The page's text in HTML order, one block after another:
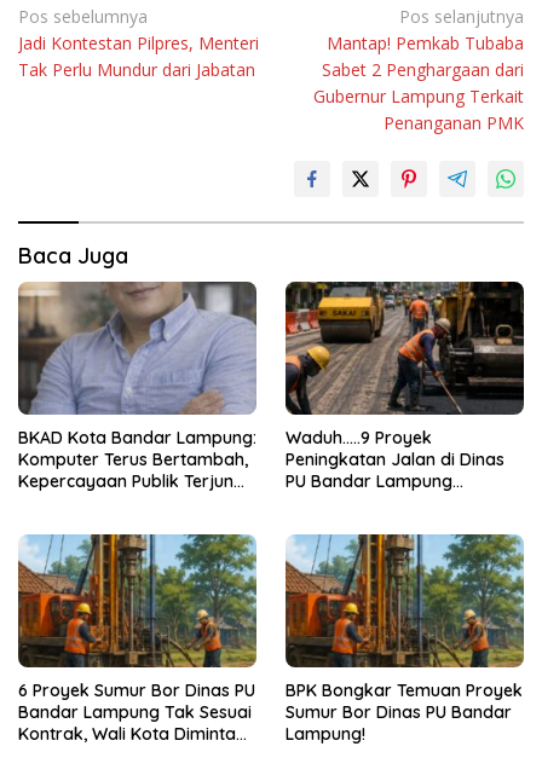
Navigasi
pos
Pos sebelumnya
Jadi Kontestan Pilpres, Menteri
Tak Perlu Mundur dari Jabatan
Pos selanjutnya
Mantap! Pemkab Tubaba
Sabet 2 Penghargaan dari
Gubernur Lampung Terkait
Penanganan PMK
Baca Juga
BKAD Kota Bandar Lampung:
Komputer Terus Bertambah,
Kepercayaan Publik Terjun
Waduh…..9 Proyek
Peningkatan Jalan di Dinas
PU Bandar Lampung
6 Proyek Sumur Bor Dinas PU
Bandar Lampung Tak Sesuai
Kontrak, Wali Kota Diminta
BPK Bongkar Temuan Proyek
Sumur Bor Dinas PU Bandar
Lampung!